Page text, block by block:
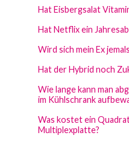
Hat Eisbergsalat
Hat Netflix ein
Wird sich mein Ex
Hat der Hybrid noch
Wie lange kann man
im Kühlschrank
Was kostet ein
Multiplexplatte?